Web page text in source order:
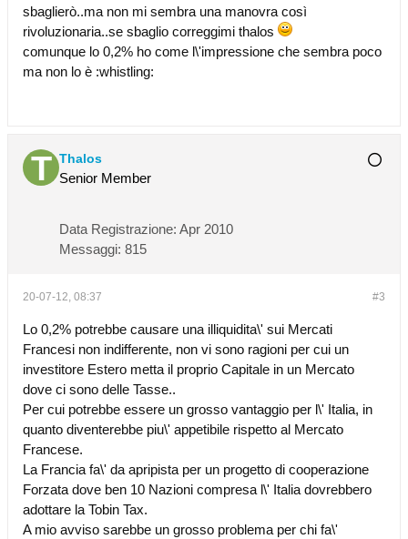
sbaglierò..ma non mi sembra una manovra così
rivoluzionaria..se sbaglio correggimi thalos
comunque lo 0,2% ho come l\'impressione che sembra poco
ma non lo è :whistling:
Thalos
Senior Member
Data Registrazione: Apr 2010
Messaggi: 815
#3
20-07-12, 08:37
Lo 0,2% potrebbe causare una illiquidita\' sui Mercati
Francesi non indifferente, non vi sono ragioni per cui un
investitore Estero metta il proprio Capitale in un Mercato
dove ci sono delle Tasse..
Per cui potrebbe essere un grosso vantaggio per l\' Italia, in
quanto diventerebbe piu\' appetibile rispetto al Mercato
Francese.
La Francia fa\' da apripista per un progetto di cooperazione
Forzata dove ben 10 Nazioni compresa l\' Italia dovrebbero
adottare la Tobin Tax.
A mio avviso sarebbe un grosso problema per chi fa\'